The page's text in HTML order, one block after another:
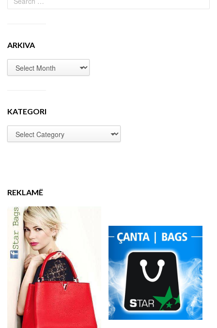
ARKIVA
KATEGORI
REKLAMË